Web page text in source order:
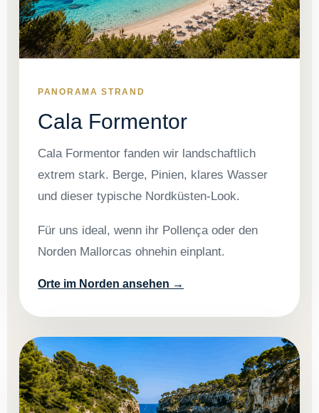
PANORAMA STRAND
Cala Formentor
Cala Formentor fanden wir landschaftlich
extrem stark. Berge, Pinien, klares Wasser
und dieser typische Nordküsten-Look.
Für uns ideal, wenn ihr Pollença oder den
Norden Mallorcas ohnehin einplant.
Orte im Norden ansehen →